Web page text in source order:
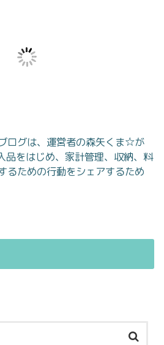
ログは、運営者の森矢くま☆が
品をはじめ、家計管理、収納、料
るための行動をシェアするため